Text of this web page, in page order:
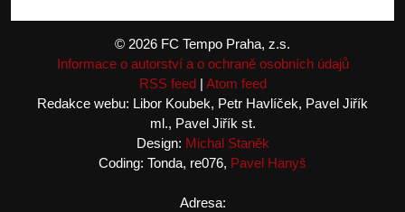
© 2026 FC Tempo Praha, z.s.
Informace o autorství a o ochraně osobních údajů
RSS feed| Atom feed
Redakce webu: Libor Koubek, Petr Havlíček, Pavel Jiřík
ml., Pavel Jiřík st.
Design: Michal Staněk
Coding: Tonda, re076, Pavel Hanyš
Adresa: